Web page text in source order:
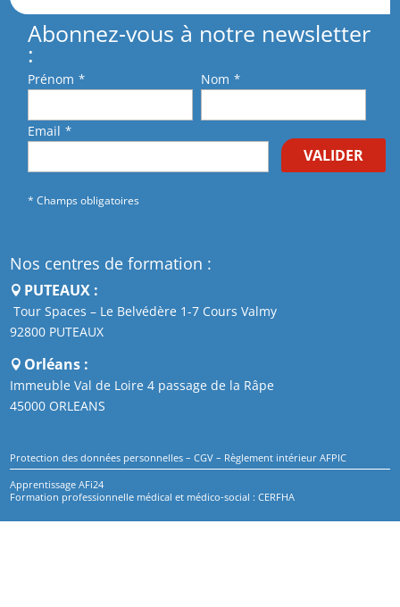
Abonnez-vous à notre newsletter
:
Prénom * Nom *
Email *
VALIDER
* Champs obligatoires
Nos centres de formation :
PUTEAUX :
Tour Spaces – Le Belvédère 1-7 Cours Valmy
92800 PUTEAUX
Orléans :
Immeuble Val de Loire 4 passage de la Râpe
45000 ORLEANS
Protection des données personnelles –CGV – Règlement intérieur AFPIC
Apprentissage AFi24
Formation professionnelle médical et médico-social : CERFHA